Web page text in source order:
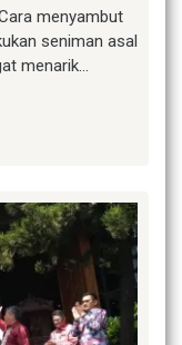
menyambut
seniman asal
menarik…